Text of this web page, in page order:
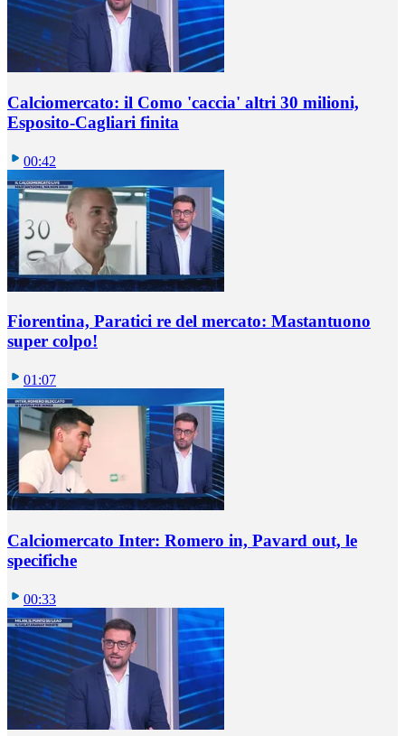
Calciomercato: il Como 'caccia' altri 30 milioni,
Esposito-Cagliari finita
00:42
Fiorentina, Paratici re del mercato: Mastantuono
super colpo!
01:07
Calciomercato Inter: Romero in, Pavard out, le
specifiche
00:33